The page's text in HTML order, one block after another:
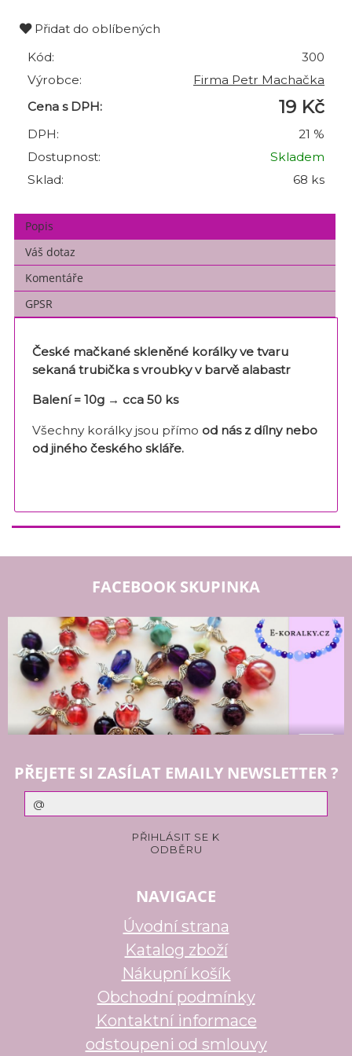
Přidat do oblíbených
Kód:
300
Výrobce:
Firma Petr Machačka
Cena s DPH:
19 Kč
DPH:
21 %
Dostupnost:
Skladem
Sklad:
68 ks
Popis
Váš dotaz
Komentáře
GPSR
České mačkané skleněné korálky ve tvaru
sekaná trubička s vroubky v barvě alabastr
Balení = 10g → cca 50 ks
Všechny korálky jsou přímo od nás z dílny nebo
od jiného českého skláře.
FACEBOOK SKUPINKA
PŘEJETE SI ZASÍLAT EMAILY NEWSLETTER ?
NAVIGACE
Úvodní strana
Katalog zboží
Nákupní košík
Obchodní podmínky
Kontaktní informace
odstoupeni od smlouvy